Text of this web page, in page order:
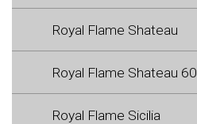
Royal Flame Shateau
Royal Flame Shateau 60
Royal Flame Sicilia